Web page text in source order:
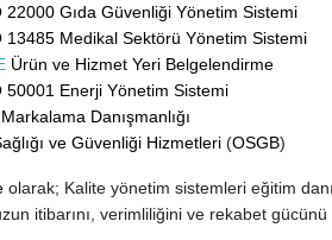
22000 Gıda Güvenliği Yönetim Sistemi
13485 Medikal Sektörü Yönetim Sistemi
Ürün ve Hizmet Yeri Belgelendirme
50001 Enerji Yönetim Sistemi
Danışmanlığı
ve Güvenliği Hizmetleri (OSGB)
olarak; Kalite yönetim sistemleri eğitim
itibarını, verimliliğini ve rekabet gücünü